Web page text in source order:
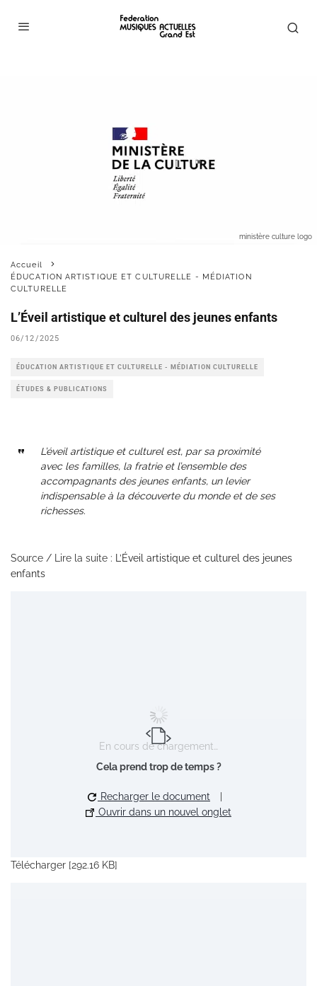
ministère culture logo
Accueil
ÉDUCATION ARTISTIQUE ET CULTURELLE - MÉDIATION
CULTURELLE
L’Éveil artistique et culturel des jeunes enfants
06/12/2025
ÉDUCATION ARTISTIQUE ET CULTURELLE - MÉDIATION CULTURELLE
ÉTUDES & PUBLICATIONS
L’éveil artistique et culturel est, par sa proximité
avec les familles, la fratrie et l’ensemble des
accompagnants des jeunes enfants, un levier
indispensable à la découverte du monde et de ses
richesses.
Source / Lire la suite :
L’Éveil artistique et culturel des jeunes
enfants
En cours de chargement…
Cela prend trop de temps ?
Recharger le document
Ouvrir dans un nouvel onglet
Télécharger [292.16 KB]